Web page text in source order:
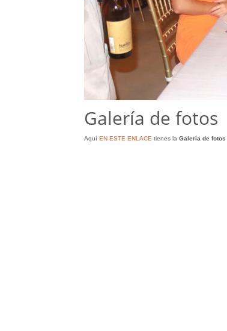
Galería de fotos
Aquí EN ESTE ENLACE tienes la Galería de fotos